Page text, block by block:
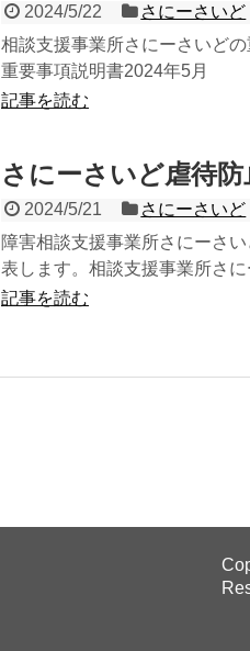
2024/5/22
さにーさいど
相談支援事業所さにーさいど
重要事項説明書2024年5月
記事を読む
さにーさいど虐待防
2024/5/21
さにーさいど
障害相談支援事業所さにーさ
表します。相談支援事業所さ
記事を読む